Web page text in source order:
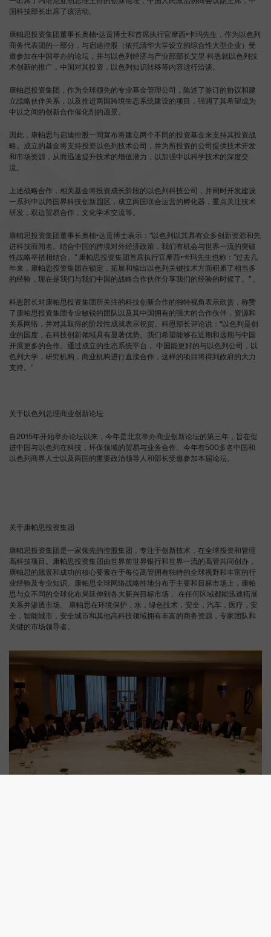
国科技部长出席了该活动。
康帕思投资集团董事长奥楠•达贡博士和首席执行官摩西•卡玛先生，作为以色列
商务代表团的一部分，与启迪控股（依托清华大学设立的综合性大型企业）受
邀参加在中国举办的论坛，并与以色列经济与产业部部长艾里·科恩就以色列技
术创新的推广，中国对其投资，以色列知识转移等内容进行洽谈。
康帕思投资集团，作为全球领先的专业基金管理公司，陈述了签订的协议和建
立战略伙伴关系，以及推进两国跨境生态系统建设的项目，强调了其希望成为
中以之间的创新合作催化剂的愿景。
因此，康帕思与启迪控股一同宣布将建立两个不同的投资基金来支持其投资战
略。成立的基金将支持投资以色列技术公司，并为所投资的公司提供技术开发
和市场资源，从而迅速提升技术的增值潜力，以加强中以科学技术的深度交
流。
上述战略合作，相关基金将投资成长阶段的以色列科技公司，并同时开发建设
一系列中以跨国界科技创新园区，成立两国联合运营的孵化器，重点关注技术
研发，双边贸易合作，文化学术交流等。
康帕思投资集团董事长奥楠•达贡博士表示：“以色列以其具有众多创新资源和先
进科技而闻名。结合中国的跨境对外经济政策，我们有机会与世界一流的突破
性战略举措相结合。” 康帕思投资集团首席执行官摩西•卡玛先生也称：“过去几
年来，康帕思投资集团在锁定，拓展和输出以色列关键技术方面积累了相当多
的经验，现在是我们与我们中国的战略合作伙伴分享我们的经验的时候了。” 。
科恩部长对康帕思投资集团所关注的科技创新合作的独特视角表示欣赏，称赞
了康帕思投资集团专业敏锐的团队以及其中国拥有的强大的合作伙伴，资源和
关系网络，并对其取得的阶段性成就表示祝贺。科恩部长评论说：“以色列是创
业的国度，在科技创新领域具有显著优势。我们希望能够在近期和远期与中国
开展更多的合作。通过成立的生态系统平台， 中国能更好的与以色列公司，以
色列大学，研究机构，商业机构进行直接合作，这样的项目将得到政府的大力
支持。”
关于以色列总理商业创新论坛
自2015年开始举办论坛以来，今年是北京举办商业创新论坛的第三年，旨在促
进中国与以色列在科技，环保领域的贸易与业务合作。今年有500多名中国和
以色列商界人士以及两国的重要政治领导人和部长受邀参加本届论坛。
关于康帕思投资集团
康帕思投资集团是一家领先的控股集团，专注于创新技术，在全球投资和管理
高科技项目。康帕思投资集团由世界前世界银行和世界一流的高管共同创办，
康帕思的愿景和成功的核心要素在于每位高管拥有独特的全球视野和丰富的行
业经验及专业知识。康帕思全球网络战略性地分布于主要和目标市场上，康帕
思与众不同的全球化布局延伸到各大新兴目标市场， 在任何区域都能迅速拓展
关系并渗透市场。 康帕思在环境保护，水，绿色技术，安全，汽车，医疗，安
全，智能城市，安全城市和其他高科技领域拥有丰富的商务资源，专家团队和
关键的市场领导者。